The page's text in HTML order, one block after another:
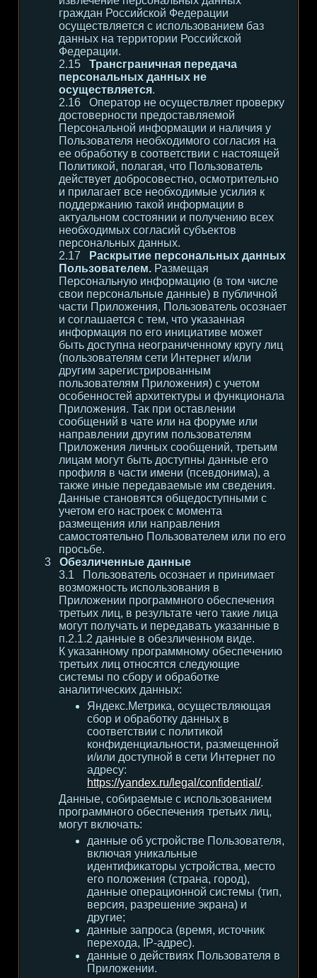
граждан Российской Федерации
осуществляется с использованием баз
данных на территории Российской
Федерации.
Трансграничная передача
персональных данных не
осуществляется.
Оператор не осуществляет проверку
достоверности предоставляемой
Персональной информации и наличия у
Пользователя необходимого согласия на
ее обработку в соответствии с настоящей
Политикой, полагая, что Пользователь
действует добросовестно, осмотрительно
и прилагает все необходимые усилия к
поддержанию такой информации в
актуальном состоянии и получению всех
необходимых согласий субъектов
персональных данных.
Раскрытие персональных данных
Пользователем. Размещая
Персональную информацию (в том числе
свои персональные данные) в публичной
части Приложения, Пользователь осознает
и соглашается с тем, что указанная
информация по его инициативе может
быть доступна неограниченному кругу лиц
(пользователям сети Интернет и/или
другим зарегистрированным
пользователям Приложения) с учетом
особенностей архитектуры и функционала
Приложения. Так при оставлении
сообщений в чате или на форуме или
направлении другим пользователям
Приложения личных сообщений, третьим
лицам могут быть доступны данные его
профиля в части имени (псевдонима), а
также иные передаваемые им сведения.
Данные становятся общедоступными с
учетом его настроек с момента
размещения или направления
самостоятельно Пользователем или по его
просьбе.
Обезличенные данные
Пользователь осознает и принимает
возможность использования в
Приложении программного обеспечения
третьих лиц, в результате чего такие лица
могут получать и передавать указанные в
п.2.1.2 данные в обезличенном виде.
К указанному программному обеспечению
третьих лиц относятся следующие
системы по сбору и обработке
аналитических данных:
Яндекс.Метрика, осуществляющая
сбор и обработку данных в
соответствии с политикой
конфиденциальности, размещенной
и/или доступной в сети Интернет по
адресу:
https://yandex.ru/legal/confidential/.
Данные, собираемые с использованием
программного обеспечения третьих лиц,
могут включать:
данные об устройстве Пользователя,
включая уникальные
идентификаторы устройства, место
его положения (страна, город),
данные операционной системы (тип,
версия, разрешение экрана) и
другие;
данные запроса (время, источник
перехода, IP-адрес).
данные о действиях Пользователя в
Приложении.